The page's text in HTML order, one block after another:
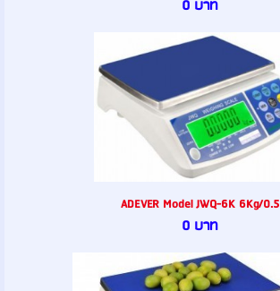
0 บาท
ADEVER Model JWQ-6K 6Kg/0.5
0 บาท